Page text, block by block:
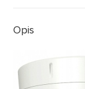
Opis